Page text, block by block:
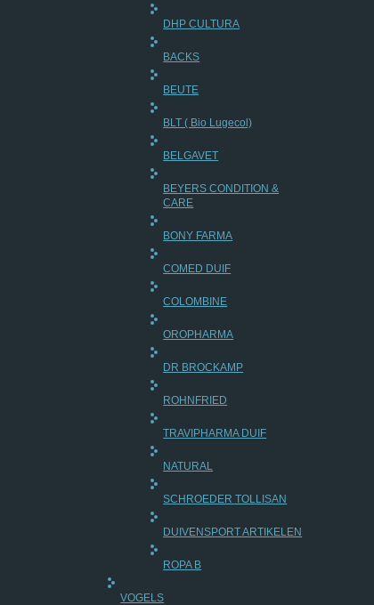
DHP CULTURA
BACKS
BEUTE
BLT ( Bio Lugecol)
BELGAVET
BEYERS CONDITION &
CARE
BONY FARMA
COMED DUIF
COLOMBINE
OROPHARMA
DR BROCKAMP
ROHNFRIED
TRAVIPHARMA DUIF
NATURAL
SCHROEDER TOLLISAN
DUIVENSPORT ARTIKELEN
ROPA B
VOGELS